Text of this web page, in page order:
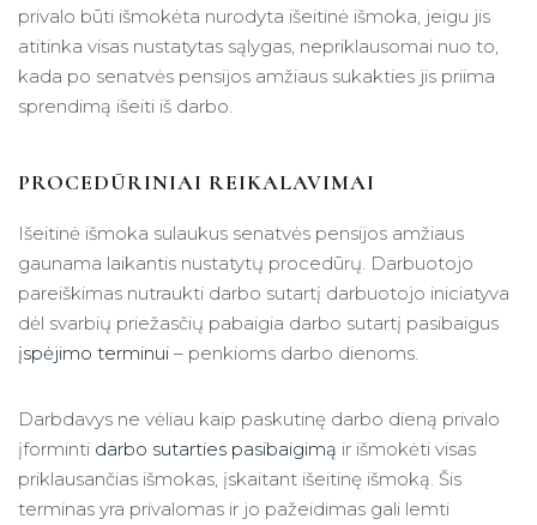
privalo būti išmokėta nurodyta išeitinė išmoka, jeigu jis
atitinka visas nustatytas sąlygas, nepriklausomai nuo to,
kada po senatvės pensijos amžiaus sukakties jis priima
sprendimą išeiti iš darbo.
PROCEDŪRINIAI REIKALAVIMAI
Išeitinė išmoka sulaukus senatvės pensijos amžiaus
gaunama laikantis nustatytų procedūrų. Darbuotojo
pareiškimas nutraukti darbo sutartį darbuotojo iniciatyva
dėl svarbių priežasčių pabaigia darbo sutartį pasibaigus
įspėjimo terminui – penkioms darbo dienoms.
Darbdavys ne vėliau kaip paskutinę darbo dieną privalo
įforminti darbo sutarties pasibaigimą ir išmokėti visas
priklausančias išmokas, įskaitant išeitinę išmoką. Šis
terminas yra privalomas ir jo pažeidimas gali lemti